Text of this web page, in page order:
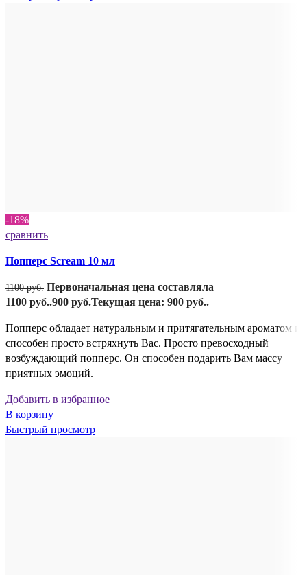
-18%
сравнить
Попперс Scream 10 мл
1100руб. Первоначальная цена составляла
1100 руб..900 руб.Текущая цена: 900 руб..
Попперс обладает натуральным и притягательным ароматом и
способен просто встряхнуть Вас. Просто превосходный
возбуждающий попперс. Он способен подарить Вам массу
приятных эмоций.
Добавить в избранное
В корзину
Быстрый просмотр